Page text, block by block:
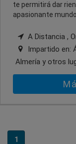
te permitirá dar
apasionante
A Distancia ,
Impartido en:
Almería y otros
1